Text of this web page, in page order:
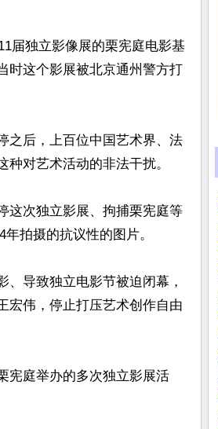
届独立影像展的栗宪庭电影基
时这个影展被北京通州警方打
之后，上百位中国艺术界、法
对艺术活动的非法干扰。
这次独立影展、拘捕栗宪庭等
拍摄的抗议性的图片。
导致独立电影节被迫闭幕，
宏伟，停止打压艺术创作自由
宪庭举办的多次独立影展活